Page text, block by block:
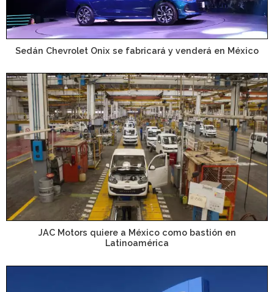
Sedán Chevrolet Onix se fabricará y venderá en México
JAC Motors quiere a México como bastión en
Latinoamérica